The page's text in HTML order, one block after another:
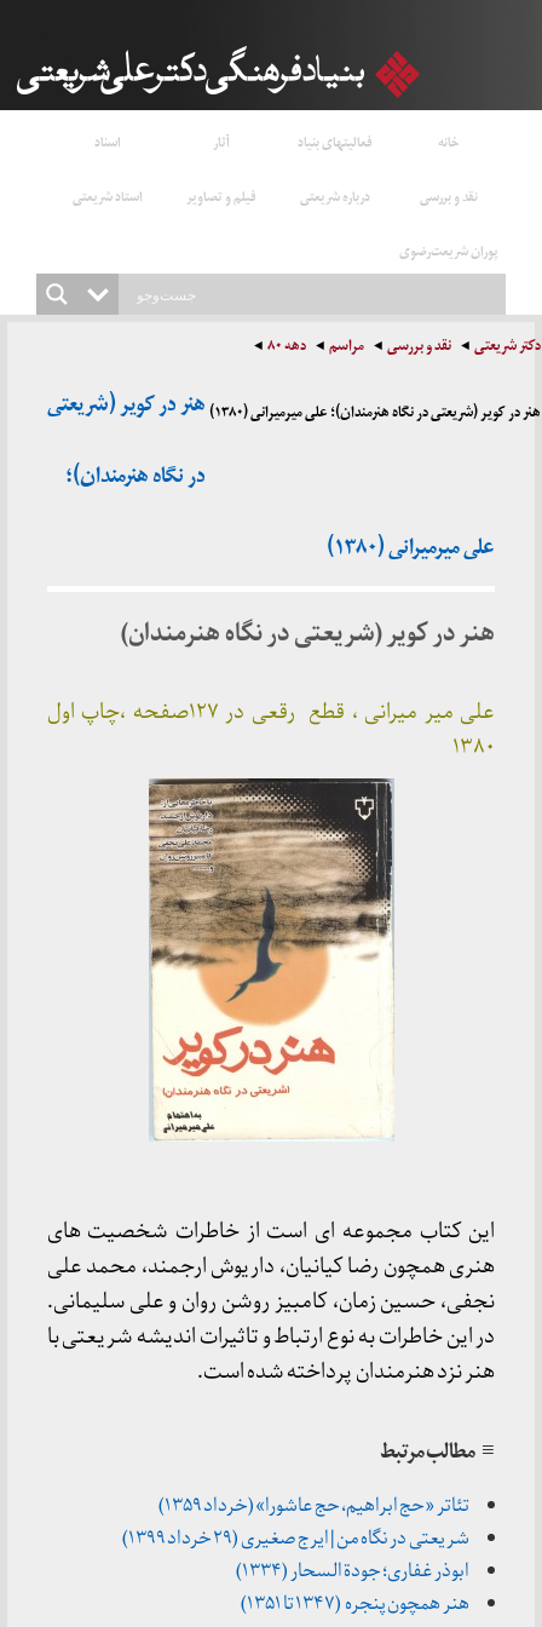
خانه فعالیتهای بنیاد آثار
اسناد
نقد و بررسی
درباره شریعتی فیلم و تصاویر
استاد شریعتی
پوران شریعت‌رضوی
دکتر شریعتی نقد و بررسی مراسم دهه ۸۰
هنر در کویر (شریعتی در نگاه هنرمندان)؛ علی میرمیرانی (۱۳۸۰)
هنر در کویر (شریعتی
در نگاه هنرمندان)؛
علی میرمیرانی (۱۳۸۰)
هنر در کویر (شریعتی در نگاه هنرمندان)
علی میر میرانی ، قطع رقعی در ۱۲۷صفحه ،چاپ اول
۱۳۸۰
این کتاب مجموعه ای است از خاطرات شخصیت های
هنری همچون رضا کیانیان، داریوش ارجمند، محمد علی
نجفی، حسین زمان، کامبیز روشن روان و علی سلیمانی.
در این خاطرات به نوع ارتباط و تاثیرات اندیشه شریعتی با
هنر نزد هنرمندان پرداخته شده است.
≡ مطالب مرتبط
تئاتر «حج ابراهیم، حج عاشورا» (خرداد ۱۳۵۹)
شریعتی در نگاه من | ایرج صغیری (۲۹ خرداد ۱۳۹۹)
ابوذر غفاری؛ جودة السحار (۱۳۳۴)
هنر همچون پنجره (۱۳۴۷ تا ۱۳۵۱)